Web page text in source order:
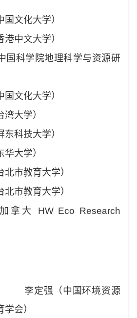
国文化大学）
港中文大学）
国科学院地理科学与资源研
国文化大学）
大学）
东科技大学）
华大学）
北市教育大学）
北市教育大学）
拿大
HW Eco Research
李定强 （中国环境资源
学会）